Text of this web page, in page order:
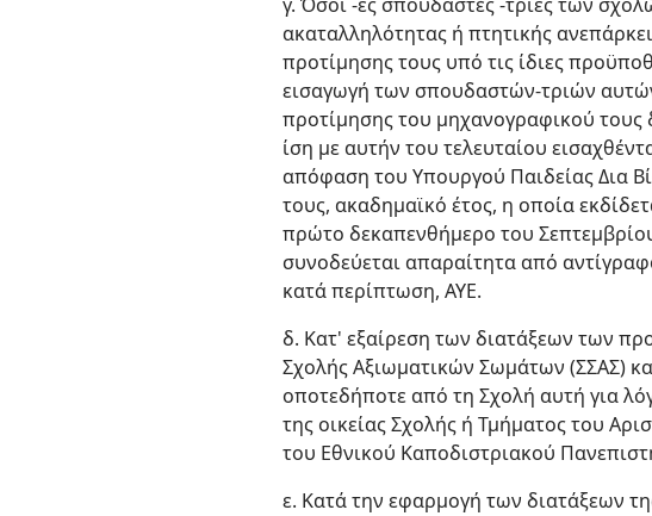
ακαταλληλότητας ή πτητικής
προτίμησης τους υπό τις ίδιες
εισαγωγή των σπουδαστών-τριών
προτίμησης του μηχανογραφικού τους
ίση με αυτήν του τελευταίου
απόφαση του Υπουργού Παιδείας Δια
τους, ακαδημαϊκό έτος, η οποία
πρώτο δεκαπενθήμερο του
συνοδεύεται απαραίτητα από
κατά περίπτωση, ΑΥΕ.
δ. Κατ' εξαίρεση των διατάξεων των
Σχολής Αξιωματικών Σωμάτων (ΣΣΑΣ)
οποτεδήποτε από τη Σχολή αυτή για
της οικείας Σχολής ή Τμήματος του
του Εθνικού Καποδιστριακού
ε. Κατά την εφαρμογή των διατάξεων